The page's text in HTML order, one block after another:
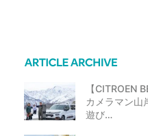
【CITROEN
カメラマン山
遊び…